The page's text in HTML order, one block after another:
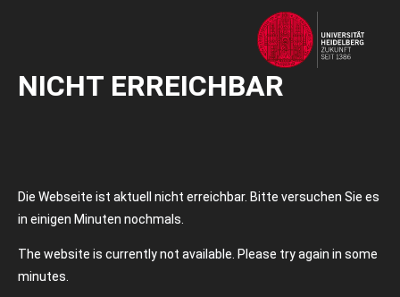
NICHT ERREICHBAR
Die Webseite ist aktuell nicht erreichbar. Bitte versuchen Sie es
in einigen Minuten nochmals.
The website is currently not available. Please try again in some
minutes.